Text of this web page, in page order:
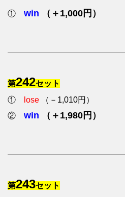
① win （＋1,000円）
第242セット
①
lose （－1,010円）
② win （＋1,980円）
第243セット